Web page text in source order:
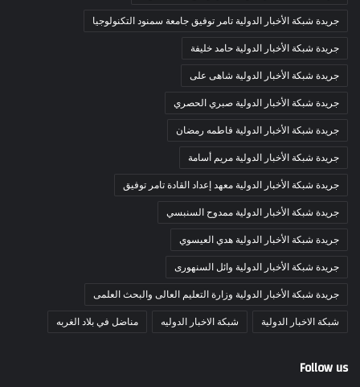
جريدة شبكة الأخبار الدولية تامر توفيق جامعة سمنود التكنولوجيا
جريدة شبكة الأخبار الدولية حامد خليفة
جريدة شبكة الأخبار الدولية شاهى على
جريدة شبكة الأخبار الدولية صبري الحصري
جريدة شبكة الأخبار الدولية فاطمه رمضان
جريدة شبكة الأخبار الدولية مريم أسامة
جريدة شبكة الأخبار الدولية معهد إعداد القادة تامر توفيق
جريدة شبكة الأخبار الدولية ممدوح السنبسي
جريدة شبكة الأخبار الدولية هدي العيسوي
جريدة شبكة الأخبار الدولية وائل السنهورى
جريدة شبكة الأخبار الدولية وزارة التعليم العالى والبحث العلمى
شبكة الاخبار الدولية شبكة الاخبار الدوليه مناضل في بلاد الغربه
Follow us